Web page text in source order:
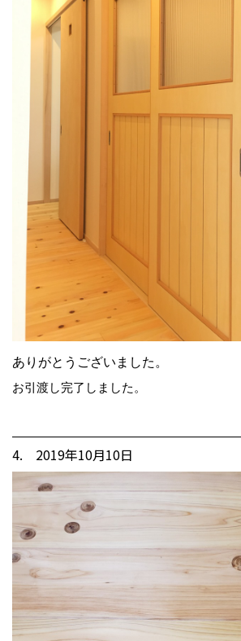
ありがとうございました。
お引渡し完了しました。
4. 2019年10月10日